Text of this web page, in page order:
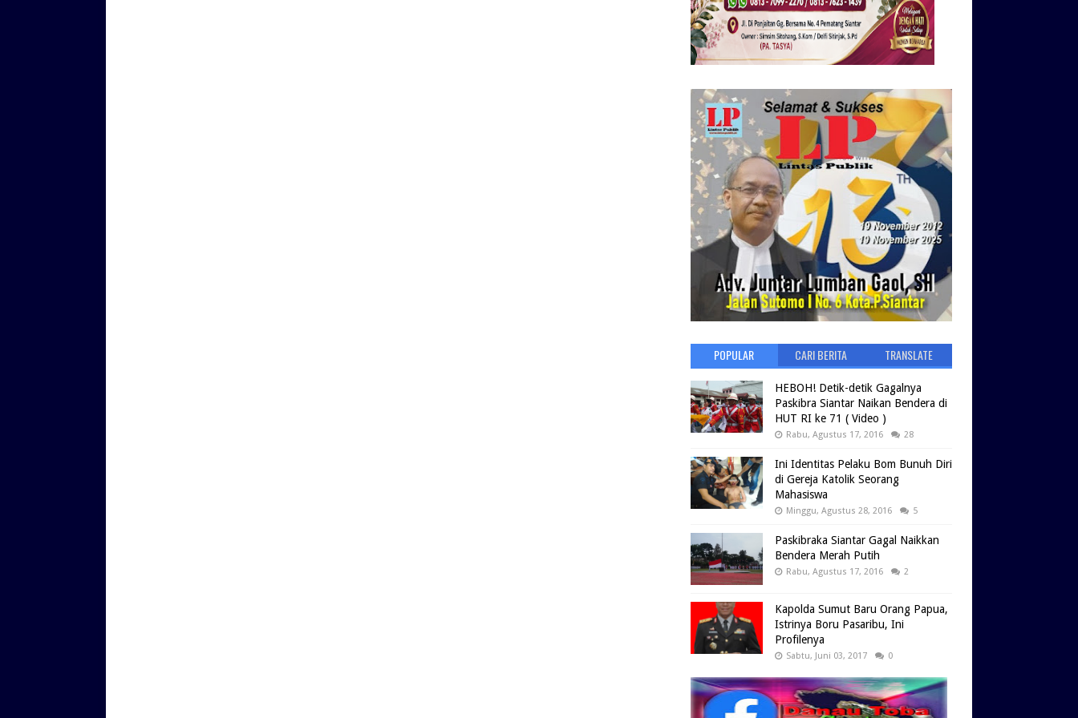
POPULAR CARI BERITA TRANSLATE
HEBOH! Detik-detik Gagalnya
Paskibra Siantar Naikan Bendera di
HUT RI ke 71 ( Video )
Rabu, Agustus 17, 2016 28
Ini Identitas Pelaku Bom Bunuh Diri
di Gereja Katolik Seorang
Mahasiswa
Minggu, Agustus 28, 2016 5
Paskibraka Siantar Gagal Naikkan
Bendera Merah Putih
Rabu, Agustus 17, 2016 2
Kapolda Sumut Baru Orang Papua,
Istrinya Boru Pasaribu, Ini
Profilenya
Sabtu, Juni 03, 2017 0